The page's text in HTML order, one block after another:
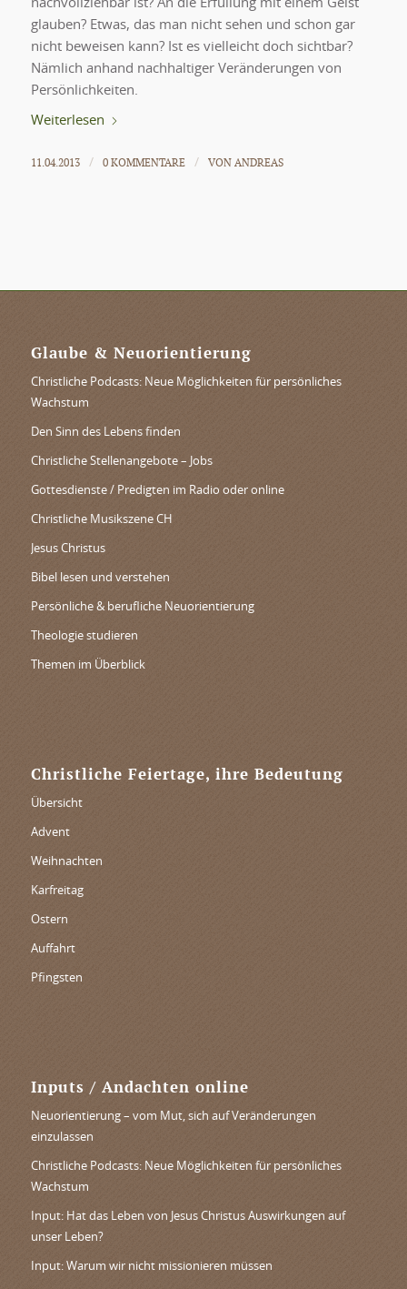
nachvollziehbar ist? An die Erfüllung mit einem Geist
glauben? Etwas, das man nicht sehen und schon gar
nicht beweisen kann? Ist es vielleicht doch sichtbar?
Nämlich anhand nachhaltiger Veränderungen von
Persönlichkeiten.
Weiterlesen
11.04.2013 / 0 KOMMENTARE / VONANDREAS
Glaube & Neuorientierung
Christliche Podcasts: Neue Möglichkeiten für persönliches
Wachstum
Den Sinn des Lebens finden
Christliche Stellenangebote – Jobs
Gottesdienste / Predigten im Radio oder online
Christliche Musikszene CH
Jesus Christus
Bibel lesen und verstehen
Persönliche & berufliche Neuorientierung
Theologie studieren
Themen im Überblick
Christliche Feiertage, ihre Bedeutung
Übersicht
Advent
Weihnachten
Karfreitag
Ostern
Auffahrt
Pfingsten
Inputs / Andachten online
Neuorientierung – vom Mut, sich auf Veränderungen
einzulassen
Christliche Podcasts: Neue Möglichkeiten für persönliches
Wachstum
Input: Hat das Leben von Jesus Christus Auswirkungen auf
unser Leben?
Input: Warum wir nicht missionieren müssen